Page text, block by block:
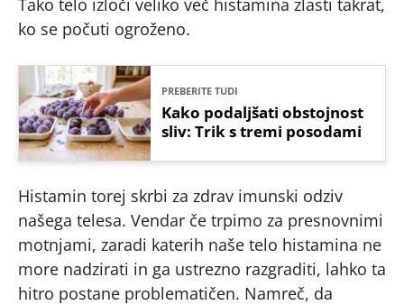
ko se počuti ogroženo.
PREBERITE TUDI
Kako podaljšati obstojnost
sliv: Trik s tremi posodami
Histamin torej skrbi za zdrav imunski odziv
našega telesa. Vendar če trpimo za presnovnimi
motnjami, zaradi katerih naše telo histamina ne
more nadzirati in ga ustrezno razgraditi, lahko ta
hitro postane problematičen. Namreč, da